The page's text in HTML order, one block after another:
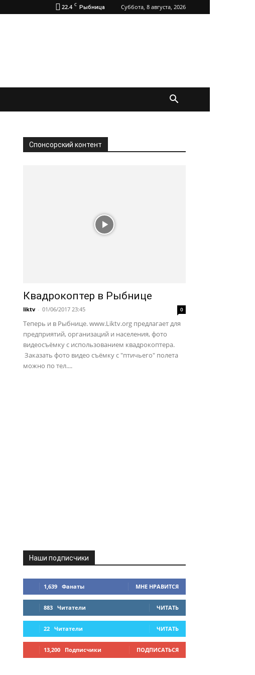
22.4 C Рыбница Суббота, 8 августа, 2026
Спонсорский контент
Квадрокоптер в Рыбнице
liktv - 01/06/2017 23:45 0
Теперь и в Рыбнице. www.Liktv.org предлагает для
предприятий, организаций и населения, фото
видеосъёмку с использованием квадрокоптера.
Заказать фото видео съёмку с "птичьего" полета
можно по тел....
Наши подписчики
1,639 Фанаты МНЕ НРАВИТСЯ
883 Читатели ЧИТАТЬ
22 Читатели ЧИТАТЬ
13,200 Подписчики ПОДПИСАТЬСЯ